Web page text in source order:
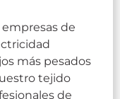
de
más pesados
tejido
de